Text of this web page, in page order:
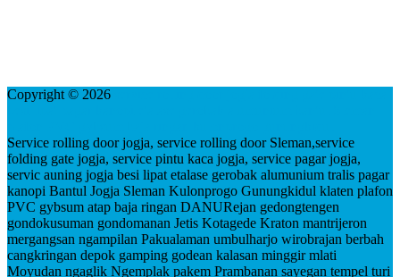
Copyright © 2026
Service rolling door jogja, service rolling door Sleman,service
folding gate jogja, service pintu kaca jogja, service pagar jogja,
servic auning jogja besi lipat etalase gerobak alumunium tralis pagar
kanopi Bantul Jogja Sleman Kulonprogo Gunungkidul klaten plafon
PVC gybsum atap baja ringan DANURejan gedongtengen
gondokusuman gondomanan Jetis Kotagede Kraton mantrijeron
mergangsan ngampilan Pakualaman umbulharjo wirobrajan berbah
cangkringan depok gamping godean kalasan minggir mlati
Moyudan ngaglik Ngemplak pakem Prambanan sayegan tempel turi